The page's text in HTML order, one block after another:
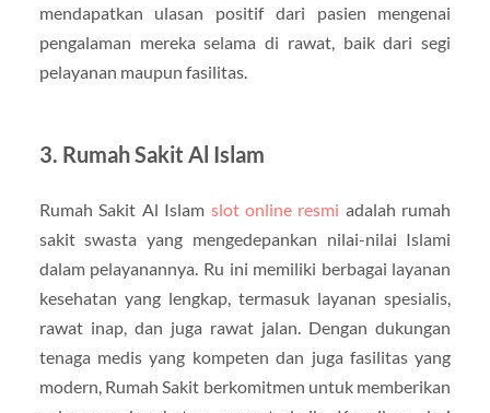
mendapatkan ulasan positif dari pasien mengenai
pengalaman mereka selama di rawat, baik dari segi
pelayanan maupun fasilitas.
3. Rumah Sakit Al Islam
Rumah Sakit Al Islam slot online resmi adalah rumah
sakit swasta yang mengedepankan nilai-nilai Islami
dalam pelayanannya. Ru ini memiliki berbagai layanan
kesehatan yang lengkap, termasuk layanan spesialis,
rawat inap, dan juga rawat jalan. Dengan dukungan
tenaga medis yang kompeten dan juga fasilitas yang
modern, Rumah Sakit berkomitmen untuk memberikan